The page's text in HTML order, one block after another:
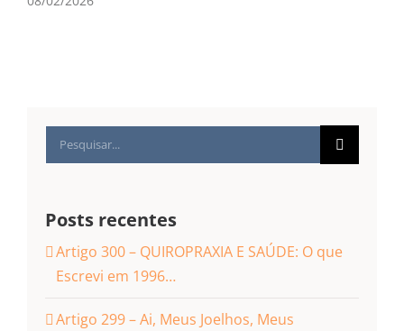
Buscar
resultados
Posts recentes
Artigo 300 – QUIROPRAXIA E SAÚDE: O que
Escrevi em 1996…
Artigo 299 – Ai, Meus Joelhos, Meus